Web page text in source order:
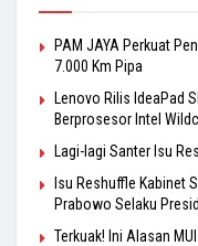
PAM JAYA Perkuat
7.000 Km Pipa
Lenovo Rilis IdeaPad
Berprosesor Intel
Lagi-lagi Santer Isu
Isu Reshuffle Kabinet
Prabowo Selaku
Terkuak! Ini Alasan